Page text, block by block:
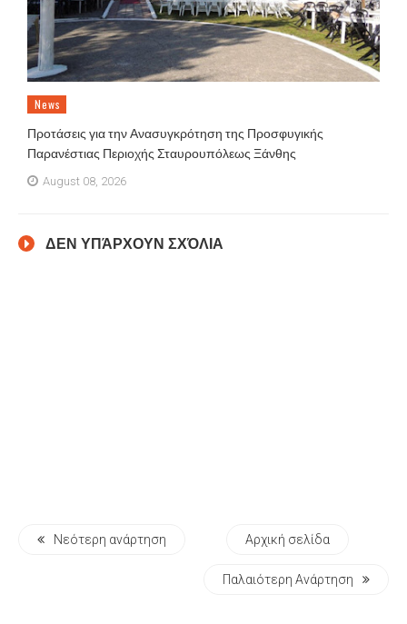
News
Προτάσεις για την Ανασυγκρότηση της Προσφυγικής
Παρανέστιας Περιοχής Σταυρουπόλεως Ξάνθης
August 08, 2026
ΔΕΝ ΥΠΆΡΧΟΥΝ ΣΧΌΛΙΑ
Νεότερη ανάρτηση Αρχική σελίδα
Παλαιότερη Ανάρτηση